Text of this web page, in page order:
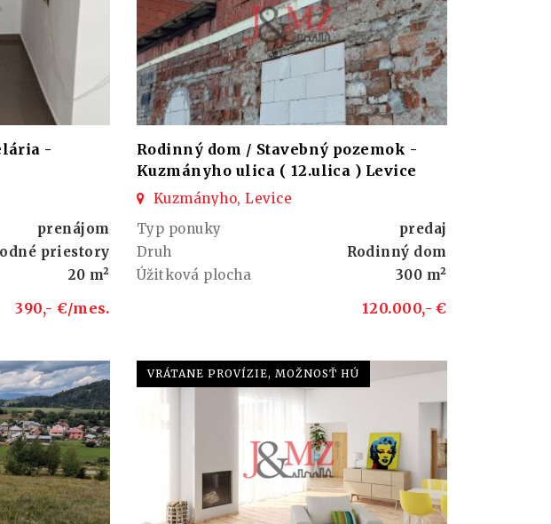
-
prenájom
priestory
20 m²
390,- €/mes.
Rodinný dom / Stavebný pozemok -
Kuzmányho ulica ( 12.ulica ) Levice
Kuzmányho, Levice
Typ ponuky
predaj
Druh
Rodinný dom
Úžitková plocha
300 m²
120.000,- €
VRÁTANE PROVÍZIE, MOŽNOSŤ HÚ